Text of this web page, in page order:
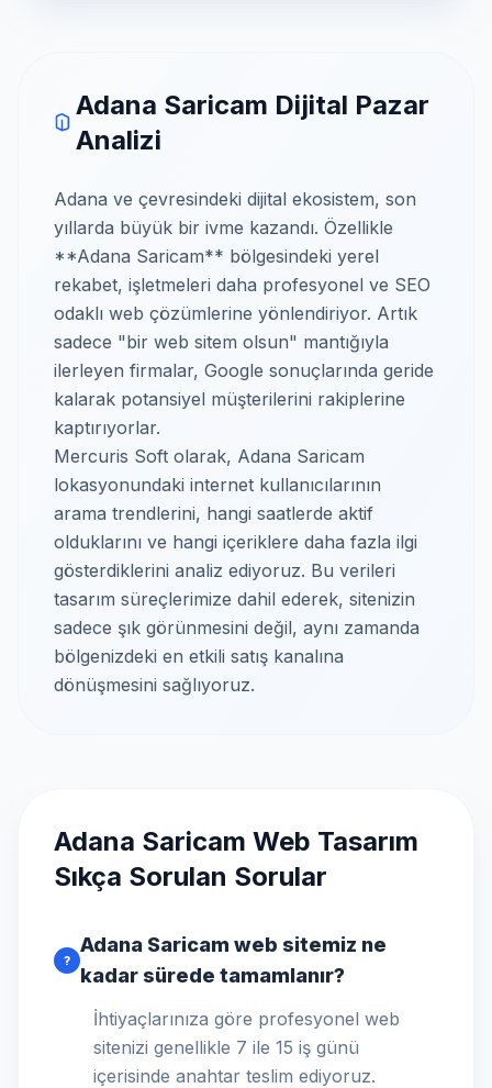
Adana Saricam Dijital Pazar
Analizi
Adana ve çevresindeki dijital ekosistem, son
yıllarda büyük bir ivme kazandı. Özellikle
**Adana Saricam** bölgesindeki yerel
rekabet, işletmeleri daha profesyonel ve SEO
odaklı web çözümlerine yönlendiriyor. Artık
sadece "bir web sitem olsun" mantığıyla
ilerleyen firmalar, Google sonuçlarında geride
kalarak potansiyel müşterilerini rakiplerine
kaptırıyorlar.
Mercuris Soft olarak, Adana Saricam
lokasyonundaki internet kullanıcılarının
arama trendlerini, hangi saatlerde aktif
olduklarını ve hangi içeriklere daha fazla ilgi
gösterdiklerini analiz ediyoruz. Bu verileri
tasarım süreçlerimize dahil ederek, sitenizin
sadece şık görünmesini değil, aynı zamanda
bölgenizdeki en etkili satış kanalına
dönüşmesini sağlıyoruz.
Adana Saricam Web Tasarım
Sıkça Sorulan Sorular
?
Adana Saricam web sitemiz ne
kadar sürede tamamlanır?
İhtiyaçlarınıza göre profesyonel web
sitenizi genellikle 7 ile 15 iş günü
içerisinde anahtar teslim ediyoruz.